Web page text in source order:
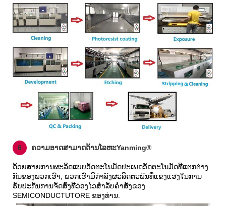
6 ຄວາມອາດສາມາດດ້ານໂລຫະYanming®
ດ້ວຍສາຍການຜະລິດແບບອັດຕະໂນມັດປະເພດອັດຕະໂນມັດທີ່ແຕກຕ່າງ
ກັນຂອງພວກເຮົາ, ພວກເຮົາມີກໍາລັງຜະລິດຕະພັນທີ່ແຂງແຮງໃນການ
ຮັບປະກັນການຈັດສົ່ງທີ່ວ່ອງໄວສໍາລັບຄໍາສັ່ງຂອງ
SEMICONDUCTUTORE ຂອງທ່ານ.